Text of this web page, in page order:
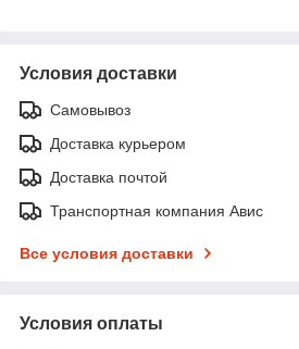
Условия доставки
Самовывоз
Доставка курьером
Доставка почтой
Транспортная компания Авис
Все условия доставки
Условия оплаты